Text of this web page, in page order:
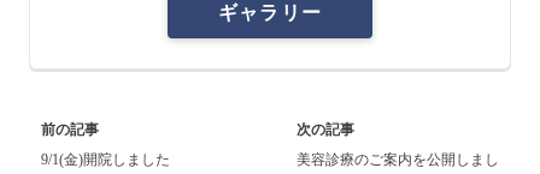
ギャラリー
前の記事
9/1(金)開院しました
次の記事
美容診療のご案内を公開しまし